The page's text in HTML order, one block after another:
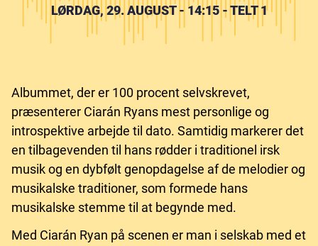
LØRDAG, 29. AUGUST - 14:15 - TELT 1
Albummet, der er 100 procent selvskrevet,
præsenterer Ciarán Ryans mest personlige og
introspektive arbejde til dato. Samtidig markerer det
en tilbagevenden til hans rødder i traditionel irsk
musik og en dybfølt genopdagelse af de melodier og
musikalske traditioner, som formede hans
musikalske stemme til at begynde med.
Med Ciarán Ryan på scenen er man i selskab med et